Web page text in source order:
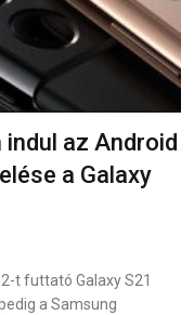
az Android
a Galaxy
t futtató Galaxy S21
a Samsung